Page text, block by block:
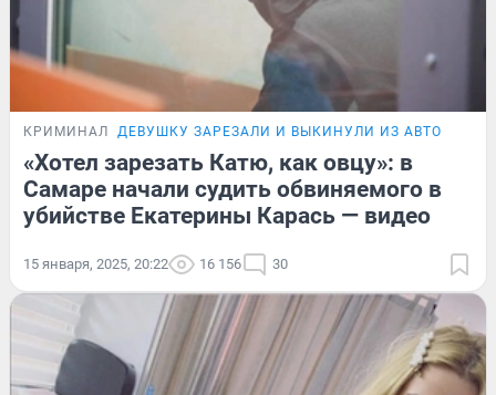
КРИМИНАЛ ДЕВУШКУ ЗАРЕЗАЛИ И ВЫКИНУЛИ ИЗ АВТО
«Хотел зарезать Катю, как овцу»: в
Самаре начали судить обвиняемого в
убийстве Екатерины Карась — видео
15 января, 2025, 20:22 16 156 30